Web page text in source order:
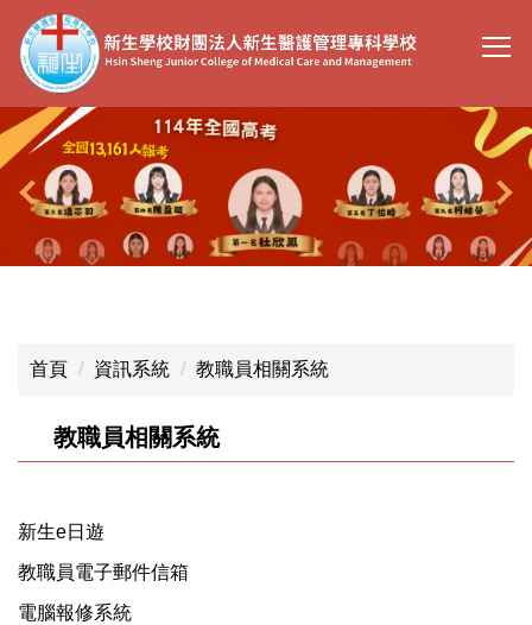
到
主
要
內
容
區
首頁 資訊系統 教職員相關系統
教職員相關系統
新生e日遊
教職員電子郵件信箱
電腦報修系統